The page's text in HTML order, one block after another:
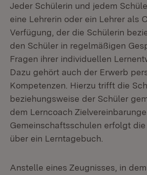
Jeder Schülerin und jedem
eine Lehrerin oder ein Lehrer als
Verfügung, der die Schülerin
den Schüler in regelmäßigen
Fragen ihrer individuellen
Dazu gehört auch der Erwerb
Kompetenzen. Hierzu trifft die
beziehungsweise der Schüler
dem Lerncoach
Gemeinschaftsschulen erfolgt
über ein Lerntagebuch.
Anstelle eines Zeugnisses, in